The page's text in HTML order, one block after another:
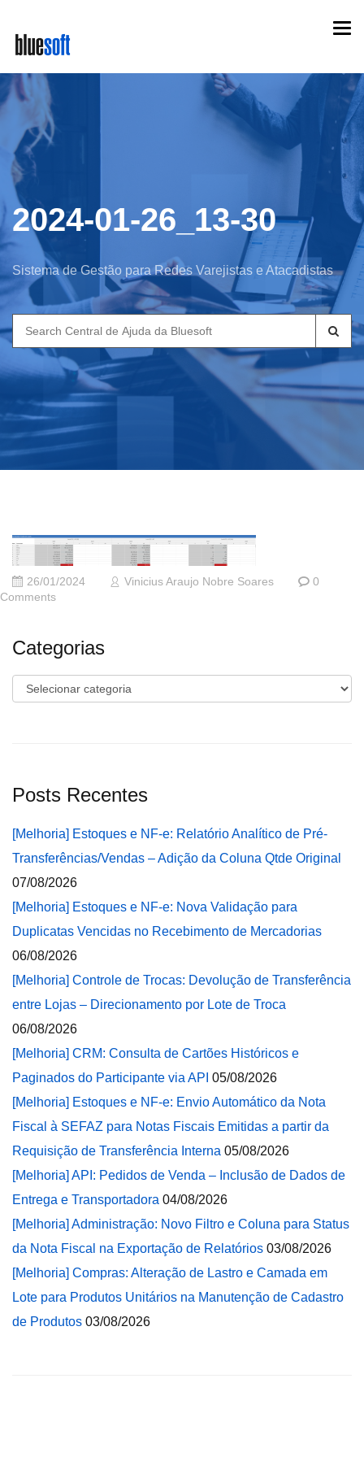
main
content
2024-01-26_13-30
Sistema de Gestão para Redes Varejistas e Atacadistas
Search
for:
26/01/2024 Vinicius Araujo Nobre Soares
0
Comments
Categorias
Categorias
Posts Recentes
[Melhoria] Estoques e NF-e: Relatório Analítico de Pré-
Transferências/Vendas – Adição da Coluna Qtde Original
07/08/2026
[Melhoria] Estoques e NF-e: Nova Validação para
Duplicatas Vencidas no Recebimento de Mercadorias
06/08/2026
[Melhoria] Controle de Trocas: Devolução de Transferência
entre Lojas – Direcionamento por Lote de Troca
06/08/2026
[Melhoria] CRM: Consulta de Cartões Históricos e
Paginados do Participante via API 05/08/2026
[Melhoria] Estoques e NF-e: Envio Automático da Nota
Fiscal à SEFAZ para Notas Fiscais Emitidas a partir da
Requisição de Transferência Interna 05/08/2026
[Melhoria] API: Pedidos de Venda – Inclusão de Dados de
Entrega e Transportadora 04/08/2026
[Melhoria] Administração: Novo Filtro e Coluna para Status
da Nota Fiscal na Exportação de Relatórios 03/08/2026
[Melhoria] Compras: Alteração de Lastro e Camada em
Lote para Produtos Unitários na Manutenção de Cadastro
de Produtos 03/08/2026